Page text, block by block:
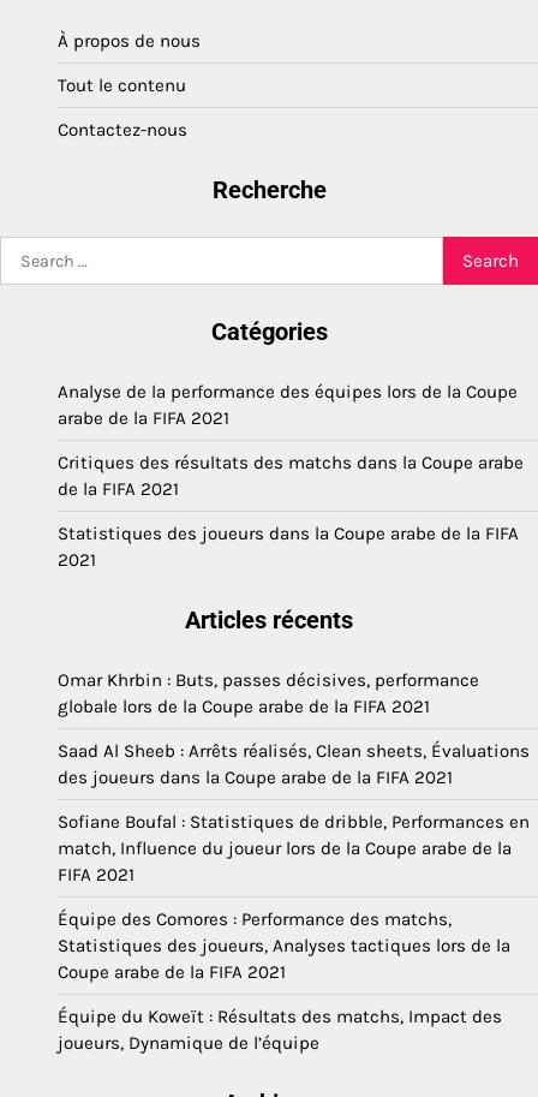
À propos de nous
Tout le contenu
Contactez-nous
Recherche
for:
Catégories
Analyse de la performance des équipes lors de la Coupe
arabe de la FIFA 2021
Critiques des résultats des matchs dans la Coupe arabe
de la FIFA 2021
Statistiques des joueurs dans la Coupe arabe de la FIFA
2021
Articles récents
Omar Khrbin : Buts, passes décisives, performance
globale lors de la Coupe arabe de la FIFA 2021
Saad Al Sheeb : Arrêts réalisés, Clean sheets, Évaluations
des joueurs dans la Coupe arabe de la FIFA 2021
Sofiane Boufal : Statistiques de dribble, Performances en
match, Influence du joueur lors de la Coupe arabe de la
FIFA 2021
Équipe des Comores : Performance des matchs,
Statistiques des joueurs, Analyses tactiques lors de la
Coupe arabe de la FIFA 2021
Équipe du Koweït : Résultats des matchs, Impact des
joueurs, Dynamique de l’équipe